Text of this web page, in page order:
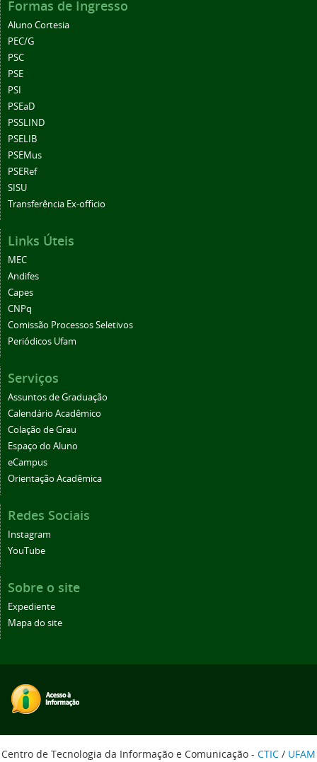
Formas de Ingresso
Aluno Cortesia
PEC/G
PSC
PSE
PSI
PSEaD
PSSLIND
PSELIB
PSEMus
PSERef
SISU
Transferência Ex-officio
Links Úteis
MEC
Andifes
Capes
CNPq
Comissão Processos Seletivos
Periódicos Ufam
Serviços
Assuntos de Graduação
Calendário Acadêmico
Colação de Grau
Espaço do Aluno
eCampus
Orientação Acadêmica
Redes Sociais
Instagram
YouTube
Sobre o site
Expediente
Mapa do site
Centro de Tecnologia da Informação e Comunicação - CTIC / UFAM